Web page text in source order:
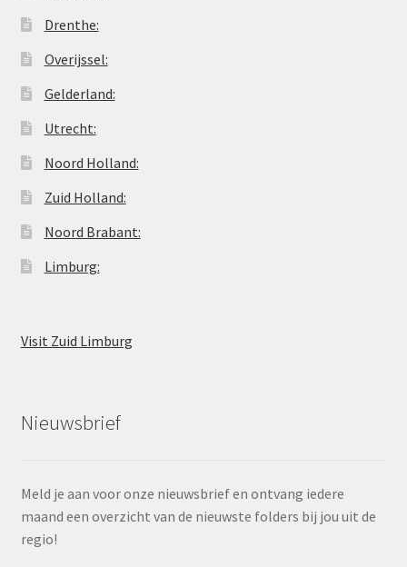
Drenthe:
Overijssel:
Gelderland:
Utrecht:
Noord Holland:
Zuid Holland:
Noord Brabant:
Limburg:
Visit Zuid Limburg
Nieuwsbrief
Meld je aan voor onze nieuwsbrief en ontvang iedere
maand een overzicht van de nieuwste folders bij jou uit de
regio!